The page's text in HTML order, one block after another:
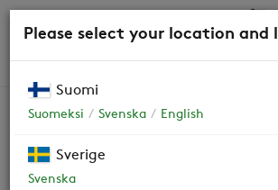
Please select your location and
Suomi
Suomeksi Svenska English
Sverige
Svenska